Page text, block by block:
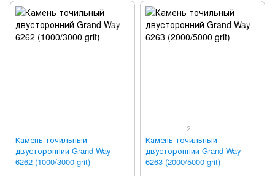
Камень точильный
двусторонний Grand Way
6262 (1000/3000 grit)
2
Камень точильный
двусторонний Grand Way
6263 (2000/5000 grit)